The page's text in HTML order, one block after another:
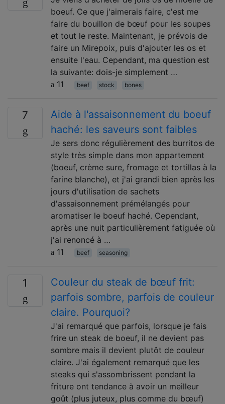
boeuf. Ce que j'aimerais faire, c'est me
faire du bouillon de bœuf pour les soupes
et tout le reste. Maintenant, je prévois de
faire un Mirepoix, puis d'ajouter les os et
ensuite l'eau. Cependant, ma question est
la suivante: dois-je simplement …
11
beef stock bones
7
Aide à l'assaisonnement du boeuf
haché: les saveurs sont faibles
Je sers donc régulièrement des burritos de
style très simple dans mon appartement
(boeuf, crème sure, fromage et tortillas à la
farine blanche), et j'ai grandi bien après les
jours d'utilisation de sachets
d'assaisonnement prémélangés pour
aromatiser le boeuf haché. Cependant,
après une nuit particulièrement fatiguée où
j'ai renoncé à …
11
beef seasoning
1
Couleur du steak de bœuf frit:
parfois sombre, parfois de couleur
claire. Pourquoi?
J'ai remarqué que parfois, lorsque je fais
frire un steak de boeuf, il ne devient pas
sombre mais il devient plutôt de couleur
claire. J'ai également remarqué que les
steaks qui s'assombrissent pendant la
friture ont tendance à avoir un meilleur
goût (plus juteux, plus comme du bœuf)